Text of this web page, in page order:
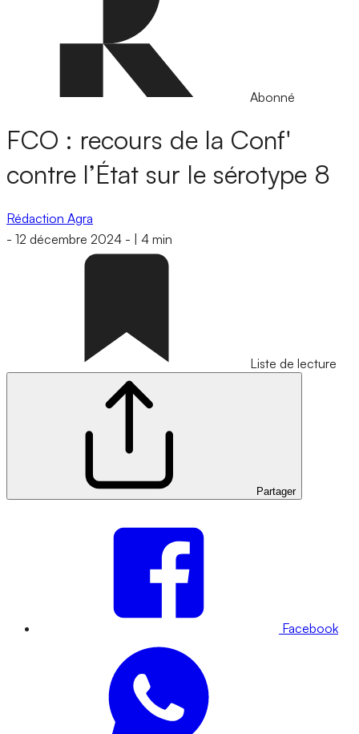
Abonné
FCO : recours de la Conf'
contre l’État sur le sérotype 8
Rédaction Agra
- 12 décembre 2024 - 4 min
Liste de lecture
Partager
Facebook